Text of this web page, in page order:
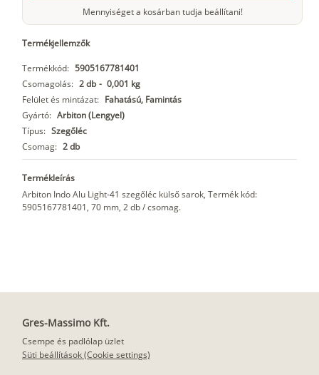
Mennyiséget a kosárban tudja beállítani!
Termékjellemzők
Termékkód: 5905167781401
Csomagolás: 2 db - 0,001 kg
Felület és mintázat: Fahatású, Famintás
Gyártó: Arbiton (Lengyel)
Típus: Szegőléc
Csomag: 2 db
Termékleírás
Arbiton Indo Alu Light-41 szegőléc külső sarok, Termék kód:
5905167781401, 70 mm, 2 db / csomag.
Gres-Massimo Kft.
Csempe és padlólap üzlet
Süti beállítások (Cookie settings)